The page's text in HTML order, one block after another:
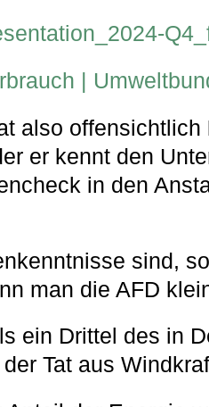
|
also offensichtlich
er kennt den
in den
sind,
man die AFD
ein Drittel des in
Tat aus